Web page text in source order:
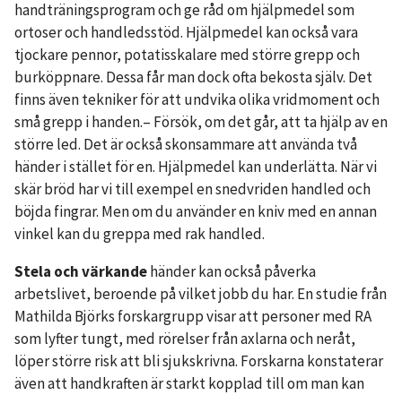
handträningsprogram och ge råd om hjälpmedel som
ortoser och handledsstöd. Hjälpmedel kan också vara
tjockare pennor, potatisskalare med större grepp och
burköppnare. Dessa får man dock ofta bekosta själv. Det
finns även tekniker för att undvika olika vridmoment och
små grepp i handen.– Försök, om det går, att ta hjälp av en
större led. Det är också skonsammare att använda två
händer i stället för en. Hjälpmedel kan underlätta. När vi
skär bröd har vi till exempel en snedvriden handled och
böjda fingrar. Men om du använder en kniv med en annan
vinkel kan du greppa med rak handled.
Stela och värkandehänder kan också påverka
arbetslivet, beroende på vilket jobb du har. En studie från
Mathilda Björks forskargrupp visar att personer med RA
som lyfter tungt, med rörelser från axlarna och neråt,
löper större risk att bli sjukskrivna. Forskarna konstaterar
även att handkraften är starkt kopplad till om man kan